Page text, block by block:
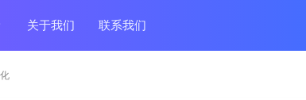
关于我们 联系我们